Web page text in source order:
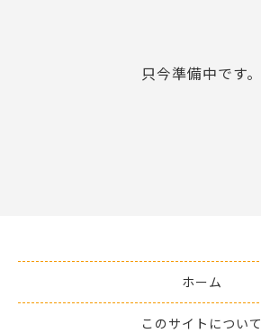
只今準備中です。
ホーム
このサイトについて